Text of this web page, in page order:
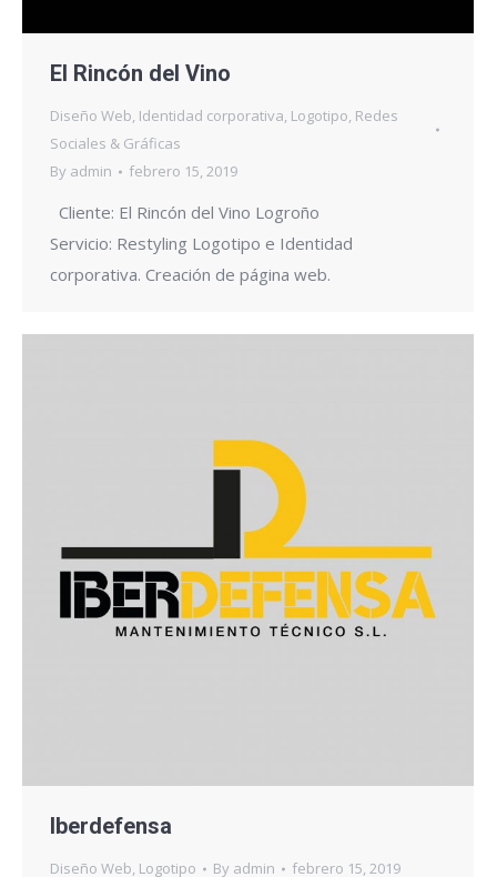
El Rincón del Vino
Diseño Web, Identidad corporativa, Logotipo, Redes
Sociales & Gráficas
By admin febrero 15, 2019
Cliente: El Rincón del Vino Logroño
Servicio: Restyling Logotipo e Identidad
corporativa. Creación de página web.
Iberdefensa
Diseño Web, Logotipo By admin febrero 15, 2019